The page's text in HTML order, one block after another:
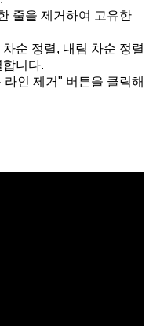
줄을 제거하여 고유한
순 정렬, 내림 차순 정렬
니다.
라인 제거" 버튼을 클릭해